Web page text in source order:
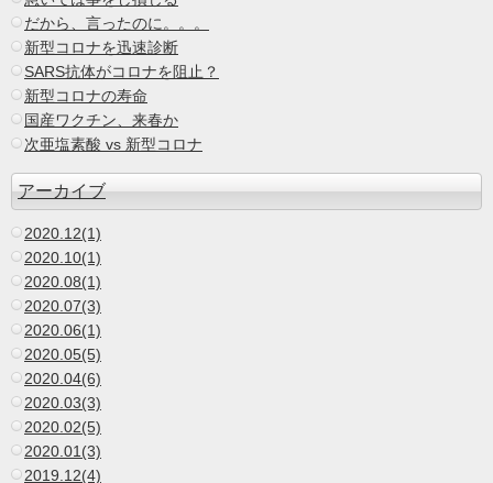
だから、言ったのに。。。
新型コロナを迅速診断
SARS抗体がコロナを阻止？
新型コロナの寿命
国産ワクチン、来春か
次亜塩素酸 vs 新型コロナ
アーカイブ
2020.12(1)
2020.10(1)
2020.08(1)
2020.07(3)
2020.06(1)
2020.05(5)
2020.04(6)
2020.03(3)
2020.02(5)
2020.01(3)
2019.12(4)